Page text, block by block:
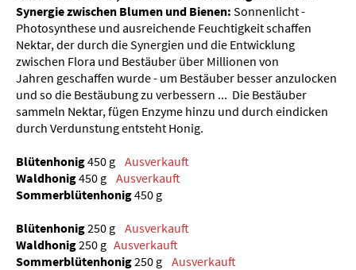
Synergie zwischen Blumen und Bienen: Sonnenlicht -
Photosynthese und ausreichende Feuchtigkeit schaffen
Nektar, der durch die Synergien und die Entwicklung
zwischen Flora und Bestäuber über Millionen von
Jahren geschaffen wurde - um Bestäuber besser anzulocken
und so die Bestäubung zu verbessern ... Die Bestäuber
sammeln Nektar, fügen Enzyme hinzu und durch eindicken
durch Verdunstung entsteht Honig.
Blütenhonig450 g Ausverkauft
Waldhonig450 g Ausverkauft
Sommerblütenhonig450 g
Blütenhonig250 g Ausverkauft
Waldhonig250 g Ausverkauft
Sommerblütenhonig250 g Ausverkauft